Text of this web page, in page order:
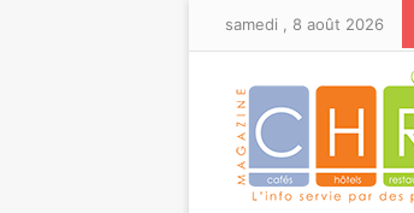
samedi , 8 août 2026